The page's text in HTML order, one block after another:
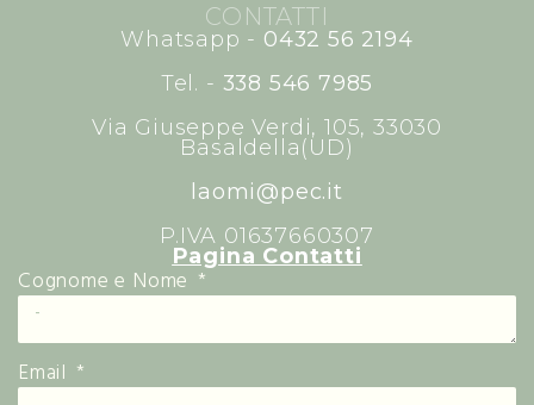
CONTATTI
Whatsapp - 0432 56 2194
Tel. - 338 546 7985
Via Giuseppe Verdi, 105, 33030
Basaldella(UD)
laomi@pec.it
P.IVA 01637660307
Pagina Contatti
Cognome e Nome
Email